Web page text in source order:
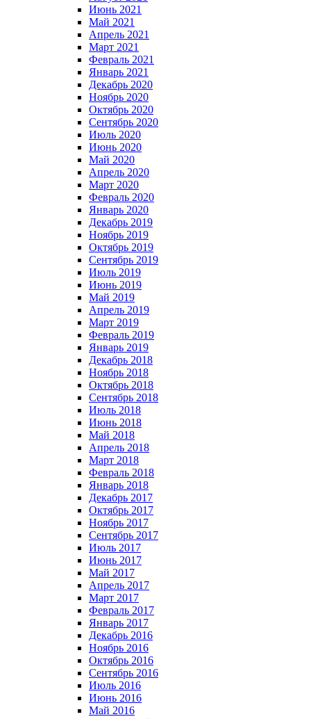
Июнь 2021
Май 2021
Апрель 2021
Март 2021
Февраль 2021
Январь 2021
Декабрь 2020
Ноябрь 2020
Октябрь 2020
Сентябрь 2020
Июль 2020
Июнь 2020
Май 2020
Апрель 2020
Март 2020
Февраль 2020
Январь 2020
Декабрь 2019
Ноябрь 2019
Октябрь 2019
Сентябрь 2019
Июль 2019
Июнь 2019
Май 2019
Апрель 2019
Март 2019
Февраль 2019
Январь 2019
Декабрь 2018
Ноябрь 2018
Октябрь 2018
Сентябрь 2018
Июль 2018
Июнь 2018
Май 2018
Апрель 2018
Март 2018
Февраль 2018
Январь 2018
Декабрь 2017
Октябрь 2017
Ноябрь 2017
Сентябрь 2017
Июль 2017
Июнь 2017
Май 2017
Апрель 2017
Март 2017
Февраль 2017
Январь 2017
Декабрь 2016
Ноябрь 2016
Октябрь 2016
Сентябрь 2016
Июль 2016
Июнь 2016
Май 2016